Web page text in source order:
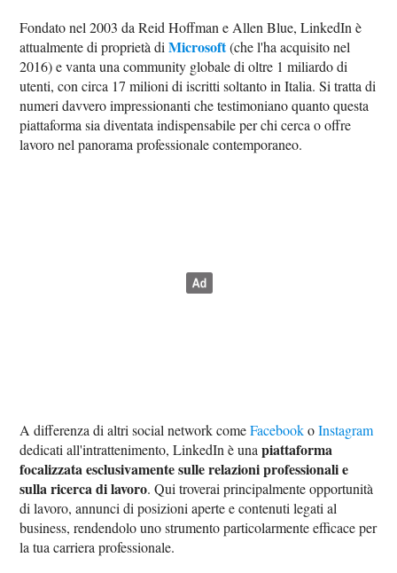
Fondato nel 2003 da Reid Hoffman e Allen Blue, LinkedIn è
attualmente di proprietà diMicrosoft(che l'ha acquisito nel
2016) e vanta una community globale di oltre 1 miliardo di
utenti, con circa 17 milioni di iscritti soltanto in Italia. Si tratta di
numeri davvero impressionanti che testimoniano quanto questa
piattaforma sia diventata indispensabile per chi cerca o offre
lavoro nel panorama professionale contemporaneo.
A differenza di altri social network comeFacebookoInstagram
dedicati all'intrattenimento, LinkedIn è unapiattaforma
focalizzata esclusivamente sulle relazioni professionali e
sulla ricerca di lavoro. Qui troverai principalmente opportunità
di lavoro, annunci di posizioni aperte e contenuti legati al
business, rendendolo uno strumento particolarmente efficace per
la tua carriera professionale.